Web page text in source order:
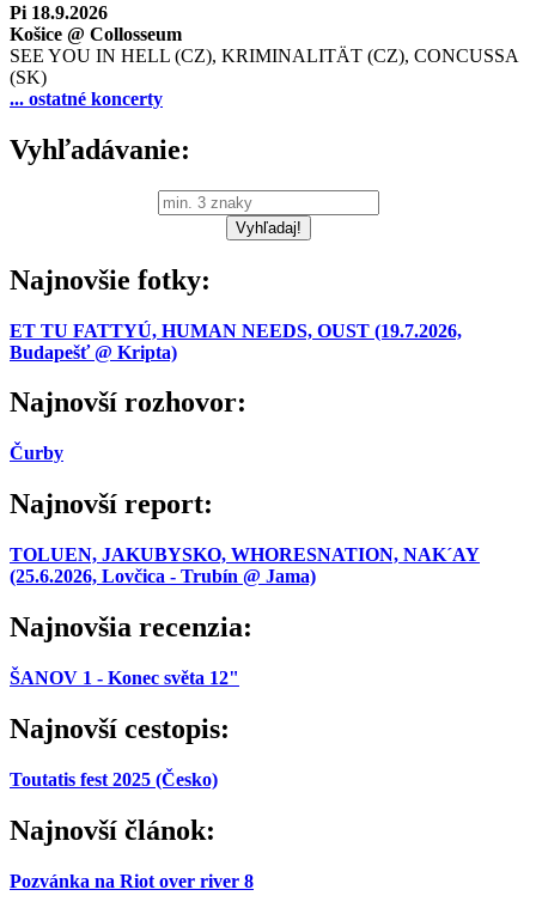
Pi 18.9.2026
Košice @ Collosseum
SEE YOU IN HELL (CZ), KRIMINALITÄT (CZ), CONCUSSA
(SK)
... ostatné koncerty
Vyhľadávanie:
Najnovšie fotky:
ET TU FATTYÚ, HUMAN NEEDS, OUST (19.7.2026,
Budapešť @ Kripta)
Najnovší rozhovor:
Čurby
Najnovší report:
TOLUEN, JAKUBYSKO, WHORESNATION, NAK´AY
(25.6.2026, Lovčica - Trubín @ Jama)
Najnovšia recenzia:
ŠANOV 1 - Konec světa 12"
Najnovší cestopis:
Toutatis fest 2025 (Česko)
Najnovší článok:
Pozvánka na Riot over river 8